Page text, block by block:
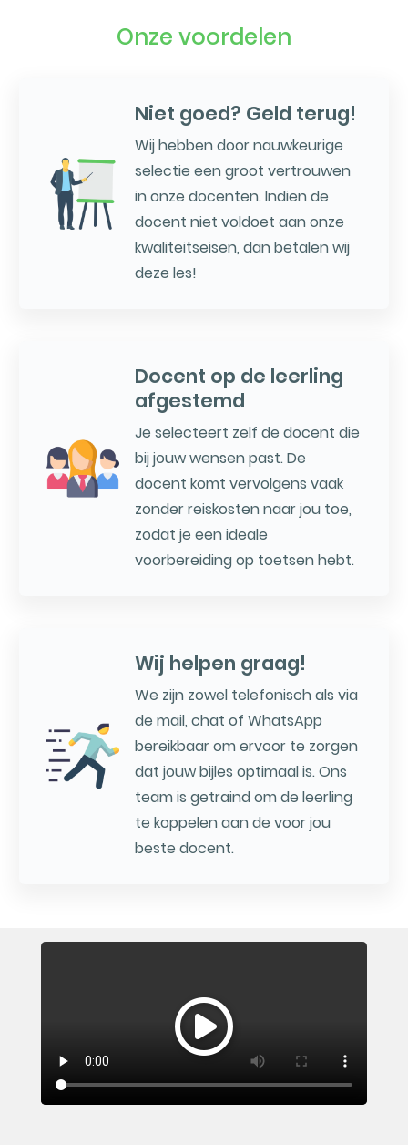
Onze voordelen
Niet goed? Geld terug!
Wij hebben door nauwkeurige
selectie een groot vertrouwen
in onze docenten. Indien de
docent niet voldoet aan onze
kwaliteitseisen, dan betalen wij
deze les!
Docent op de leerling
afgestemd
Je selecteert zelf de docent die
bij jouw wensen past. De
docent komt vervolgens vaak
zonder reiskosten naar jou toe,
zodat je een ideale
voorbereiding op toetsen hebt.
Wij helpen graag!
We zijn zowel telefonisch als via
de mail, chat of WhatsApp
bereikbaar om ervoor te zorgen
dat jouw bijles optimaal is. Ons
team is getraind om de leerling
te koppelen aan de voor jou
beste docent.